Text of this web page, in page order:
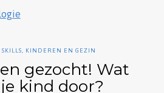
KINDEREN EN GEZIN
gezocht! Wat
kind door?